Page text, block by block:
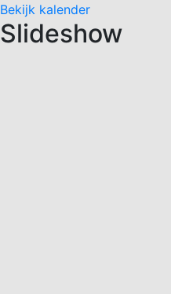
Bekijk kalender
Slideshow